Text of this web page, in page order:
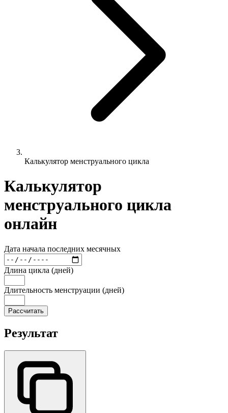
Калькулятор менструального цикла
Калькулятор
менструального цикла
онлайн
Дата начала последних месячных
Длина цикла (дней)
Длительность менструации (дней)
Рассчитать
Результат